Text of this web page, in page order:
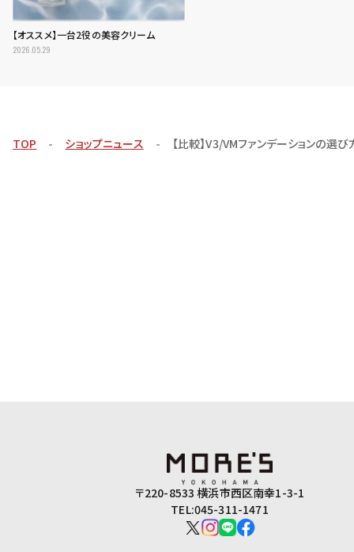
【オススメ】一台2役の美容クリーム
2026.05.29
TOP ショップニュース 【比較】V3/VMファンデーションの選
〒220-8533 横浜市西区南幸1-3-1
TEL:045-311-1471